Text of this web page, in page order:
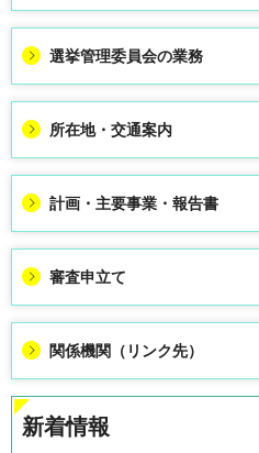
選挙管理委員会の業務
所在地・交通案内
計画・主要事業・報告書
審査申立て
関係機関（リンク先）
新着情報